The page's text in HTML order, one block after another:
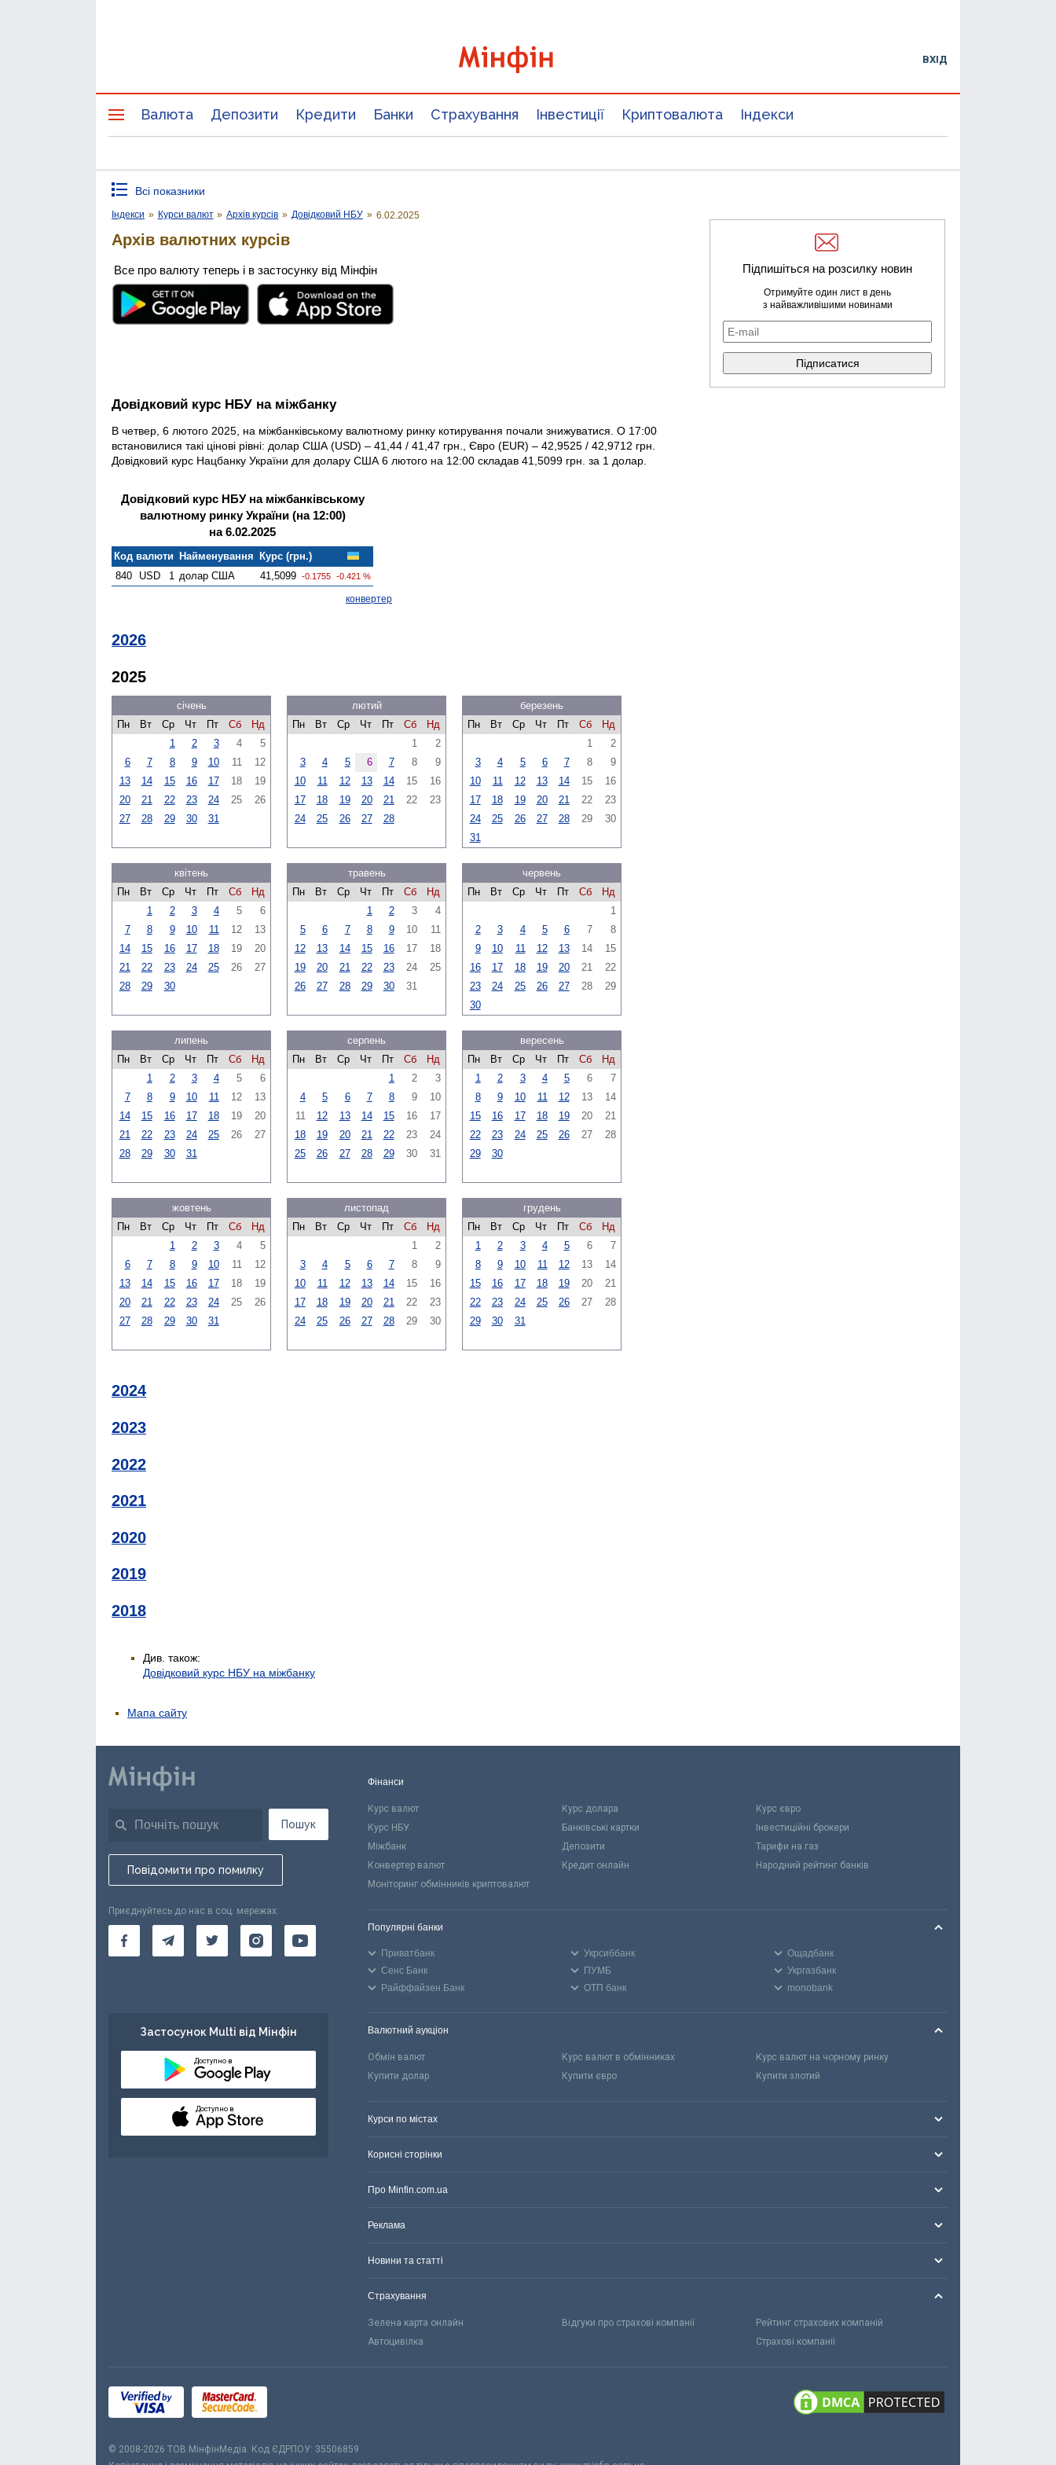
ВХІД
Валюта Депозити Кредити Банки Страхування Інвестиції Криптовалюта Індекси
Всі показники
Індекси » Курси валют » Архів курсів » Довідковий НБУ » 6.02.2025
Архів валютних курсів
Все про валюту теперь і в застосунку від Мінфін
Довідковий курс НБУ на міжбанку
В четвер, 6 лютого 2025, на міжбанківському валютному ринку котирування почали знижуватися. О 17:00
встановилися такі цінові рівні: долар США (USD) – 41,44 / 41,47 грн., Євро (EUR) – 42,9525 / 42,9712 грн.
Довідковий курс Нацбанку України для долару США 6 лютого на 12:00 складав 41,5099 грн. за 1 долар.
Довідковий курс НБУ на міжбанківському
валютному ринку України (на 12:00)
на 6.02.2025
Код валюти Найменування
Курс (грн.)
840
USD 1 долар США 41,5099 -0.1755 -0.421 %
конвертер
2026
2025
січень
Пн
Вт Ср Чт Пт Сб
Нд
1
2 3 4
5
6
7 8 9 10 11
12
13
14 15 16 17 18
19
20
21 22 23 24 25
26
27
28 29 30 31
лютий
Пн
Вт Ср Чт Пт Сб
Нд
1
2
3
4 5 6 7 8
9
10
11 12 13 14 15
16
17
18 19 20 21 22
23
24
25 26 27 28
березень
Пн
Вт Ср Чт Пт Сб
Нд
1
2
3
4 5 6 7 8
9
10
11 12 13 14 15
16
17
18 19 20 21 22
23
24
25 26 27 28 29
30
31
квітень
Пн
Вт Ср Чт Пт Сб
Нд
1
2 3 4 5
6
7
8 9 10 11 12
13
14
15 16 17 18 19
20
21
22 23 24 25 26
27
28
29 30
травень
Пн
Вт Ср Чт Пт Сб
Нд
1
2 3
4
5
6 7 8 9 10
11
12
13 14 15 16 17
18
19
20 21 22 23 24
25
26
27 28 29 30 31
червень
Пн
Вт Ср Чт Пт Сб
Нд
1
2
3 4 5 6 7
8
9
10 11 12 13 14
15
16
17 18 19 20 21
22
23
24 25 26 27 28
29
30
липень
Пн
Вт Ср Чт Пт Сб
Нд
1
2 3 4 5
6
7
8 9 10 11 12
13
14
15 16 17 18 19
20
21
22 23 24 25 26
27
28
29 30 31
серпень
Пн
Вт Ср Чт Пт Сб
Нд
1
2
3
4
5 6 7 8 9
10
11
12 13 14 15 16
17
18
19 20 21 22 23
24
25
26 27 28 29 30 31
вересень
Пн
Вт Ср Чт Пт Сб
Нд
1
2 3 4 5 6
7
8
9 10 11 12 13
14
15
16 17 18 19 20
21
22
23 24 25 26 27
28
29
30
жовтень
Пн
Вт Ср Чт Пт Сб
Нд
1
2 3 4
5
6
7 8 9 10 11
12
13
14 15 16 17 18
19
20
21 22 23 24 25
26
27
28 29 30 31
листопад
Пн
Вт Ср Чт Пт Сб
Нд
1
2
3
4 5 6 7 8
9
10
11 12 13 14 15
16
17
18 19 20 21 22
23
24
25 26 27 28 29 30
грудень
Пн
Вт Ср Чт Пт Сб
Нд
1
2 3 4 5 6
7
8
9 10 11 12 13
14
15
16 17 18 19 20
21
22
23 24 25 26 27
28
29
30 31
2024
2023
2022
2021
2020
2019
2018
Див. також:
Довідковий курс НБУ на міжбанку
Підпишіться на розсилку новин
Отримуйте один лист в день
з найважливішими новинами
Мапа сайту
Пошук
Повідомити про помилку
Приєднуйтесь до нас в соц. мережах:
Застосунок Multi від Мінфін
Доступно в
Доступно в
Фінанси
Курс валют Курс долара
Курс євро
Курс НБУ
Банківські картки
Інвестиційні брокери
Міжбанк
Депозити
Тарифи на газ
Конвертер валют
Кредит онлайн
Народний рейтинг банків
Моніторинг обмінників криптовалют
Популярні банки
Приватбанк Укрсиббанк
Ощадбанк
Сенс Банк
ПУМБ
Укргазбанк
Райффайзен Банк
ОТП банк monobank
Валютний аукціон
Обмін валют Курс валют в обмінниках
Курс валют на чорному ринку
Купити долар
Купити євро Купити злотий
Курси по містах
Корисні сторінки
Про Minfin.com.ua
Реклама
Новини та статті
Страхування
Зелена карта онлайн Відгуки про страхові компанії
Рейтинг страхових компаній
Автоцивілка
Страхові компанії
© 2008-2026 ТОВ МiнфiнМедiа. Код ЄДРПОУ: 35506859